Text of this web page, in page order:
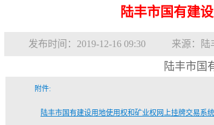
陆丰市国有建
发布时间：2019-12-16 09:30 来源：陆
陆丰市国
附件:
陆丰市国有建设用地使用权和矿业权网上挂牌交易系